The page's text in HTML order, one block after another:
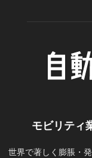
モビリティ
世界で著しく膨脹・